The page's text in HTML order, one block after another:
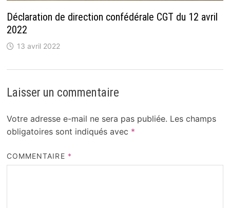
Déclaration de direction confédérale CGT du 12 avril
2022
13 avril 2022
Laisser un commentaire
Votre adresse e-mail ne sera pas publiée. Les champs
obligatoires sont indiqués avec *
COMMENTAIRE *